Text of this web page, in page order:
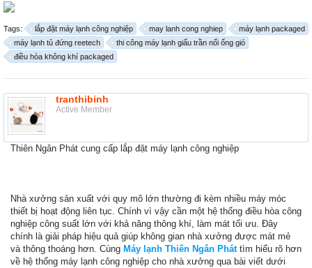
Tags: lắp đặt máy lạnh công nghiệp may lanh cong nghiep
máy lạnh packaged
máy lạnh tủ đứng reetech
thi công máy lạnh giấu trần nối ống gió
điều hòa không khí packaged
tranthibinh
Active Member
Thiên Ngân Phát cung cấp lắp đặt máy lạnh công nghiệp
Nhà xưởng sản xuất với quy mô lớn thường đi kèm nhiều máy móc
thiết bị hoạt động liên tục. Chính vì vậy cần một hệ thống điều hòa công
nghiệp công suất lớn với khả năng thông khí, làm mát tối ưu. Đây
chính là giải pháp hiệu quả giúp không gian nhà xưởng được mát mẻ
và thông thoáng hơn. Cùng Máy lạnh Thiên Ngân Pháttìm hiểu rõ hơn
về hệ thống máy lạnh công nghiệp cho nhà xưởng qua bài viết dưới